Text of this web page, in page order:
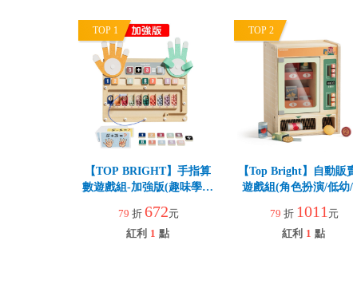
TOP 1
【TOP BRIGHT】手指算
數遊戲組-加強版(趣味學數
協調)
79 折 672元
紅利 1 點
TOP 2
【Top Bright】自動販
遊戲組(角色扮演/低幼
79 折 1011 元
紅利 1 點